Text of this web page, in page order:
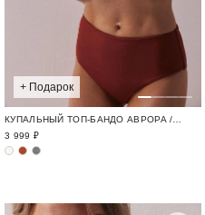
+ Подарок
КУПАЛЬНЫЙ ТОП-БАНДО АВРОРА / SWIM BASE
3 999 ₽